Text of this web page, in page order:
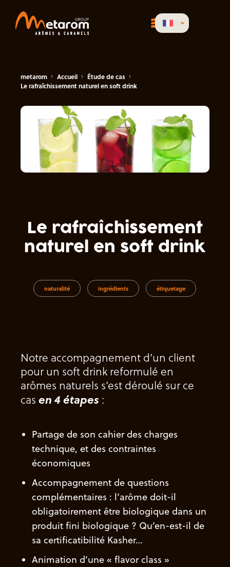
metarom Accueil
Étude de cas
Le rafraîchissement naturel en soft drink
Le rafraîchissement
naturel en soft drink
naturalité ingrédients étiquetage
Notre accompagnement d’un client
pour un soft drink reformulé en
arômes naturels s’est déroulé sur ce
cas en 4 étapes :
Partage de son cahier des charges
technique, et des contraintes
économiques
Accompagnement de questions
complémentaires : l’arôme doit-il
obligatoirement être biologique dans un
produit fini biologique ? Qu’en-est-il de
sa certificatibilité Kasher…
Animation d’une « flavor class »